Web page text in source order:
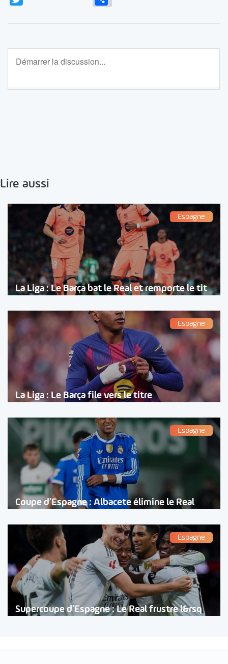
Lire aussi
Espagne
La Liga : Le Barça bat le Real et remporte le tit
Espagne
La Liga : Le Barça file vers le titre
Espagne
Coupe d’Espagne : Albacete élimine le Real
Espagne
Supercoupe d’Espagne : Le Real frustre l&rsq